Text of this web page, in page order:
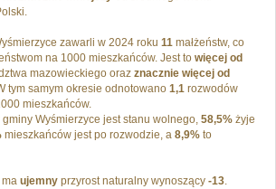
zawarli w 2024 roku 11 małżeństw, co
na 1000 mieszkańców. Jest to więcej od
mazowieckiego oraz znacznie więcej od
tym samym okresie odnotowano 1,1 rozwodów
mieszkańców.
Wyśmierzyce jest stanu wolnego, 58,5% żyje
mieszkańców jest po rozwodzie, a 8,9% to
ujemny przyrost naturalny wynoszący -13.